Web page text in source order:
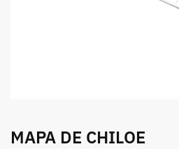
MAPA DE CHILOE